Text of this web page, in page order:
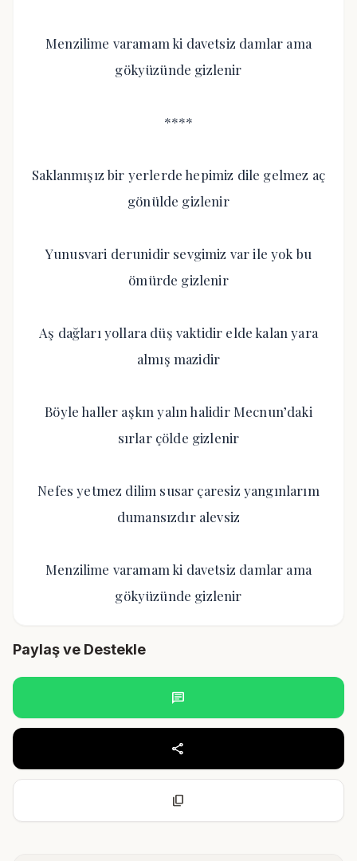
Menzilime varamam ki davetsiz damlar ama
gökyüzünde gizlenir
****
Saklanmışız bir yerlerde hepimiz dile gelmez aç
gönülde gizlenir
Yunusvari derunidir sevgimiz var ile yok bu
ömürde gizlenir
Aş dağları yollara düş vaktidir elde kalan yara
almış mazidir
Böyle haller aşkın yalın halidir Mecnun’daki
sırlar çölde gizlenir
Nefes yetmez dilim susar çaresiz yangınlarım
dumansızdır alevsiz
Menzilime varamam ki davetsiz damlar ama
gökyüzünde gizlenir
Paylaş ve Destekle
chat
share
content_copy